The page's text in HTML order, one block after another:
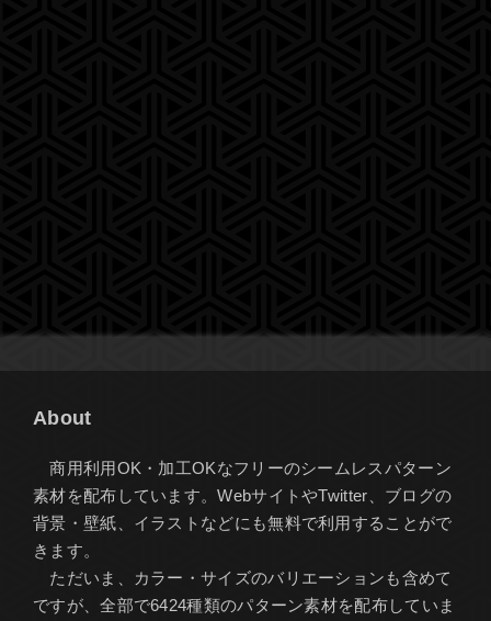
About
商用利用OK・加工OKなフリーのシームレスパターン
素材を配布しています。WebサイトやTwitter、ブログの
背景・壁紙、イラストなどにも無料で利用することがで
きます。
ただいま、カラー・サイズのバリエーションも含めて
ですが、全部で6424種類のパターン素材を配布していま